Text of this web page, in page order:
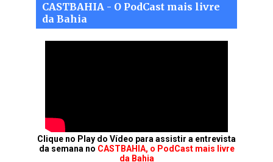
CASTBAHIA - O PodCast mais livre
da Bahia
Clique no Play do Vídeo para assistir a entrevista
da semana no CASTBAHIA, o PodCast mais livre
da Bahia